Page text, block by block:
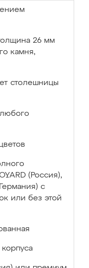
26 мм
камня,
столешницы
(Россия),
с
или без этой